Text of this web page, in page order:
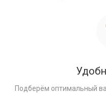
Подберём оптимальный